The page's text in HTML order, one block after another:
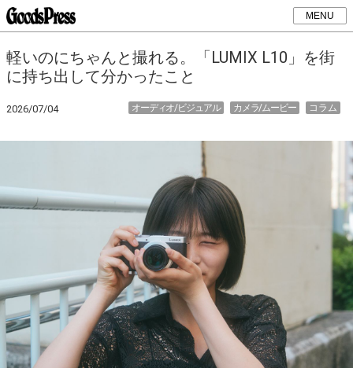
MENU
軽いのにちゃんと撮れる。「LUMIX L10」を街
に持ち出して分かったこと
2026/07/04 コラム
カメラ/ムービー
オーディオ/ビジュアル